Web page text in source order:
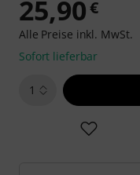
25,90€
Alle Preise inkl. MwSt.
Sofort lieferbar
1